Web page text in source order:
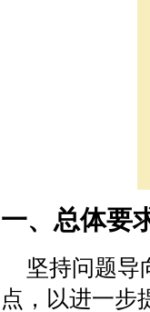
一、总体要
坚持问题导
点，以进一步